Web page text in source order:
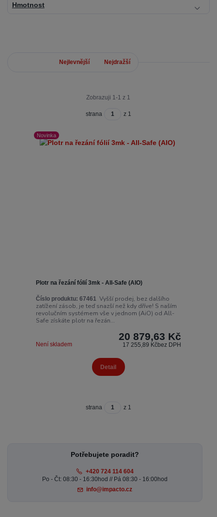
Hmotnost
Nejlevnější Nejdražší
Zobrazuji 1-1 z 1
strana z 1
Novinka
Plotr na řezání fólií 3mk - All-Safe (AIO)
Číslo produktu: 67461Vyšší prodej, bez dalšího
zatížení zásob, je teď snazší než kdy dříve! S naším
revolučním systémem vše v jednom (AiO) od All-
Safe získáte plotr na řezán...
20 879,63 Kč
17 255,89 Kčbez DPH
Není skladem
Detail
strana z 1
Potřebujete poradit?
+420 724 114 604
Po - Čt: 08:30 - 16:30hod // Pá 08:30 - 16:00hod
info@impacto.cz